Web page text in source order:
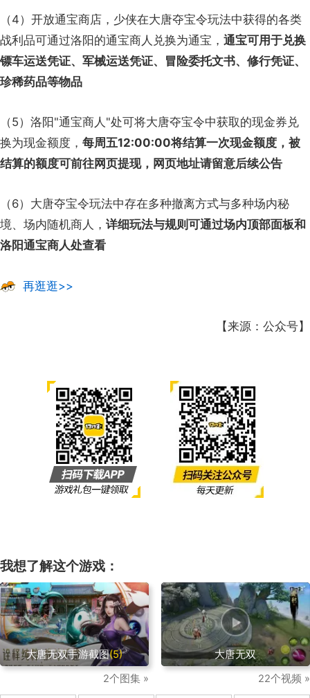
（4）开放通宝商店，少侠在大唐夺宝令玩法中获得的各类
战利品可通过洛阳的通宝商人兑换为通宝， 通宝可用于兑换
镖车运送凭证、军械运送凭证、冒险委托文书、修行凭证、
珍稀药品等物品
（5）洛阳"通宝商人"处可将大唐夺宝令中获取的现金券兑
换为现金额度， 每周五12:00:00将结算一次现金额度，被
结算的额度可前往网页提现，网页地址请留意后续公告
（6）大唐夺宝令玩法中存在多种撤离方式与多种场内秘
境、场内随机商人， 详细玩法与规则可通过场内顶部面板和
洛阳通宝商人处查看
再逛逛>>
【来源：公众号】
我想了解这个游戏：
大唐无双手游截图(5)
2个图集 »
大唐无双
22个视频 »